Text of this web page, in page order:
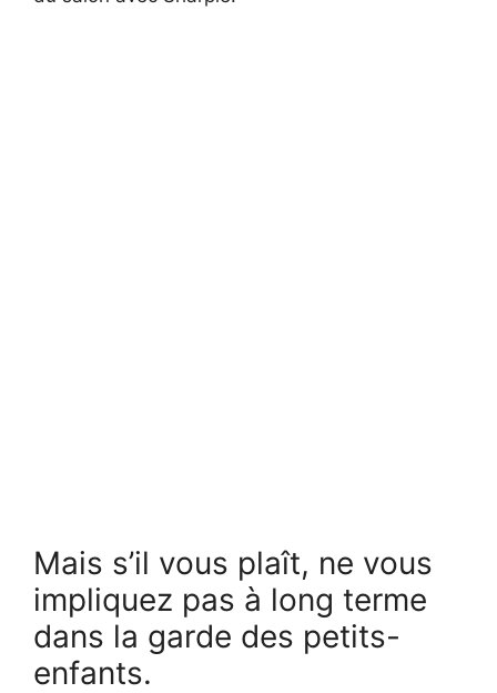
Mais s’il vous plaît, ne vous
impliquez pas à long terme
dans la garde des petits-
enfants.